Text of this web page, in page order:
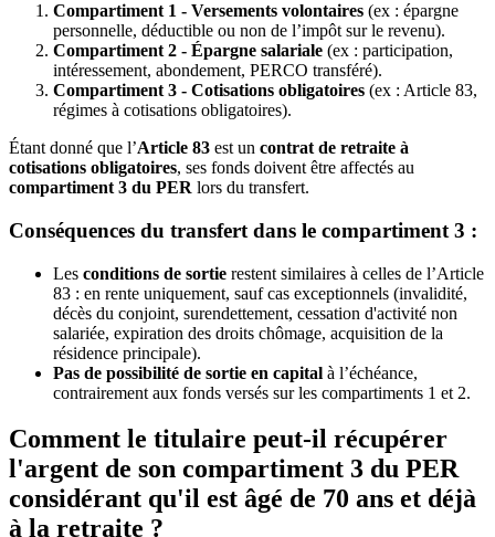
Compartiment 1 - Versements volontaires (ex : épargne
personnelle, déductible ou non de l’impôt sur le revenu).
Compartiment 2 - Épargne salariale (ex : participation,
intéressement, abondement, PERCO transféré).
Compartiment 3 - Cotisations obligatoires (ex : Article 83,
régimes à cotisations obligatoires).
Étant donné que l’Article 83 est un contrat de retraite à
cotisations obligatoires, ses fonds doivent être affectés au
compartiment 3 du PER lors du transfert.
Conséquences du transfert dans le compartiment 3 :
Les conditions de sortie restent similaires à celles de l’Article
83 : en rente uniquement, sauf cas exceptionnels (invalidité,
décès du conjoint, surendettement, cessation d'activité non
salariée, expiration des droits chômage, acquisition de la
résidence principale).
Pas de possibilité de sortie en capital à l’échéance,
contrairement aux fonds versés sur les compartiments 1 et 2.
Comment le titulaire peut-il récupérer
l'argent de son compartiment 3 du PER
considérant qu'il est âgé de 70 ans et déjà
à la retraite ?